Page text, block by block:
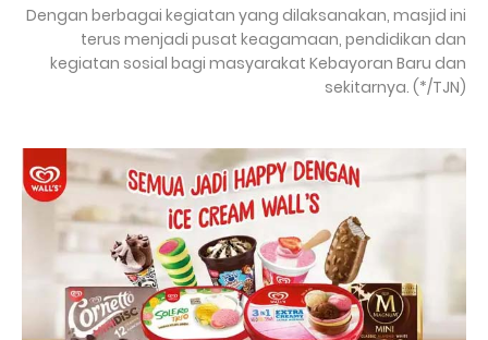
Dengan berbagai kegiatan yang dilaksanakan, masjid ini
terus menjadi pusat keagamaan, pendidikan dan
kegiatan sosial bagi masyarakat Kebayoran Baru dan
sekitarnya. (*/TJN)